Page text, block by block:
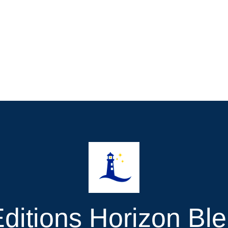
Horizon